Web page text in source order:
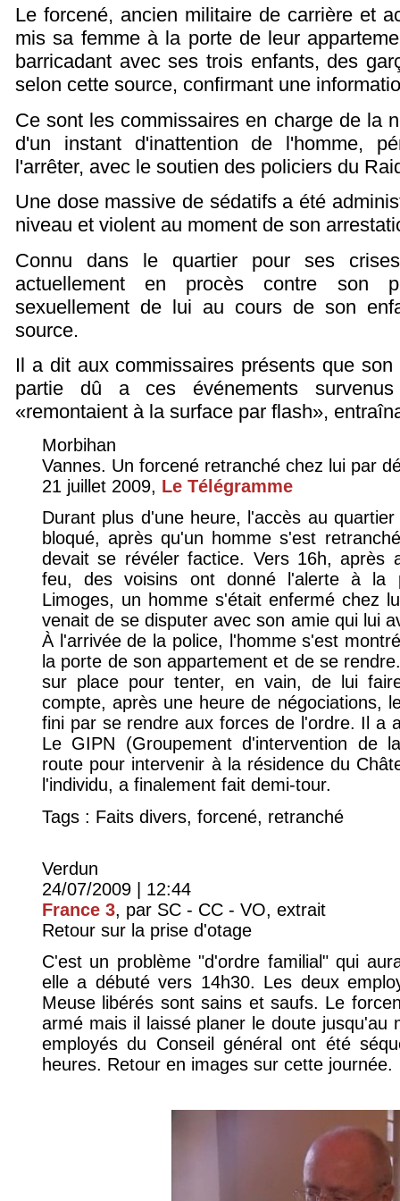
Le forcené, ancien militaire de carrière et
mis sa femme à la porte de leur
barricadant avec ses trois enfants, des
selon cette source, confirmant une
Ce sont les commissaires en charge de la
d'un instant d'inattention de l'homme,
l'arrêter, avec le soutien des policiers du
Une dose massive de sédatifs a été
niveau et violent au moment de son
Connu dans le quartier pour ses
actuellement en procès contre son
sexuellement de lui au cours de son
source.
Il a dit aux commissaires présents que
partie dû a ces événements
«remontaient à la surface par flash»,
Morbihan
Vannes. Un forcené retranché chez lui par
21 juillet 2009, Le Télégramme
Durant plus d'une heure, l'accès au
bloqué, après qu'un homme s'est
devait se révéler factice. Vers 16h, après
feu, des voisins ont donné l'alerte à la
Limoges, un homme s'était enfermé chez
venait de se disputer avec son amie qui lui
À l'arrivée de la police, l'homme s'est
la porte de son appartement et de se
sur place pour tenter, en vain, de lui
compte, après une heure de négociations,
fini par se rendre aux forces de l'ordre. Il a
Le GIPN (Groupement d'intervention de
route pour intervenir à la résidence du
l'individu, a finalement fait demi-tour.
Tags : Faits divers, forcené, retranché
Verdun
24/07/2009 | 12:44
France 3, par SC - CC - VO, extrait
Retour sur la prise d'otage
C'est un problème "d'ordre familial" qui
elle a débuté vers 14h30. Les deux
Meuse libérés sont sains et saufs. Le
armé mais il laissé planer le doute jusqu'au
employés du Conseil général ont été
heures. Retour en images sur cette journée.